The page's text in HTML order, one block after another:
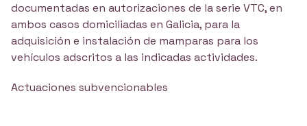
documentadas en autorizaciones de la serie VTC, en
ambos casos domiciliadas en Galicia, para la
adquisición e instalación de mamparas para los
vehículos adscritos a las indicadas actividades.
Actuaciones subvencionables